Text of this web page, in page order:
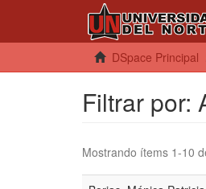
DSpace Principal
Filtrar por:
Mostrando ítems 1-10